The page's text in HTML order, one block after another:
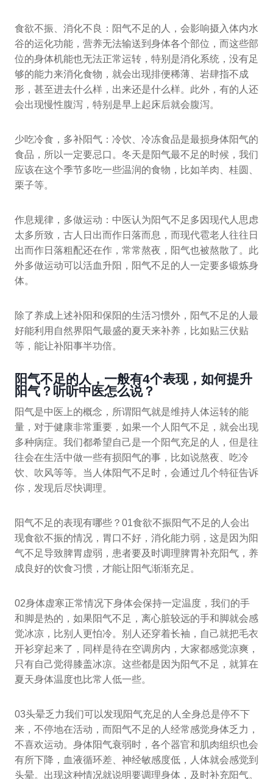
食欲不振、消化不良：阳气不足的人，会影响摄入体内水
谷的运化功能，营养无法输送到身体各个部位，而这些部
位的身体机能也无法正常运转，特别是消化系统，没有足
够的能力来消化食物，就会出现排便稀薄、岩肆指不成
形，甚至进去什么样，出来还是什么样。此外，有的人还
会出现慢性腹泻，特别是早上起床后就会腹泻。
少吃冷食，多补阳气：冷饮、冷冻食品是最损身体阳气的
食品，所以一定要忌口。冬天是阳气最不足的时候，我们
应该在这个季节多吃一些温润的食物，比如羊肉、桂圆、
栗子等。
作息规律，多做运动：中医认为阳气不足多因现代人思虑
太多所致，古人日出而作日落而息，而现代雹老人往往日
出而作日落粗配还在作，常常熬夜，阳气也被熬散了。此
外多做运动可以活血升阳，阳气不足的人一定要多锻炼身
体。
除了养成上述补阳和保阳的生活习惯外，阳气不足的人最
好能利用自然界阳气最盛的夏天来补养，比如贴三伏贴
等，能让补阳事半功倍。
阳气不足的人，一般有4个表现，如何提升
阳气？听听中医怎么说？
阳气是中医上的概念，所谓阳气就是维持人体运转的能
量，对于健康非常重要，如果一个人阳气不足，就会出现
多种病症。我们都希望自己是一个阳气充足的人，但是往
往会在生活中做一些有损阳气的事，比如说熬夜、吃冷
饮、吹风等等。当人体阳气不足时，会通过几个特征告诉
你，发现后尽快调理。
阳气不足的表现有哪些？01食欲不振阳气不足的人会出
现食欲不振的情况，胃口不好，消化能力弱，这是因为阳
气不足导致脾胃虚弱，患者要及时调理脾胃补充阳气，养
成良好的饮食习惯，才能让阳气渐渐充足。
02身体虚寒正常情况下身体会保持一定温度，我们的手
和脚是热的，如果阳气不足，离心脏较远的手和脚就会感
觉冰凉，比别人更怕冷。别人还穿着长袖，自己就把毛衣
开衫穿起来了，同样是待在空调房内，大家都感觉凉爽，
只有自己觉得膝盖冰凉。这些都是因为阳气不足，就算在
夏天身体温度也比常人低一些。
03头晕乏力我们可以发现阳气充足的人全身总是停不下
来，不停地在活动，而阳气不足的人经常感觉身体乏力，
不喜欢运动。身体阳气衰弱时，各个器官和肌肉组织也会
有所下降，血液循环差、神经敏感度低，人体就会感觉到
头晕。出现这种情况就说明要调理身体，及时补充阳气。